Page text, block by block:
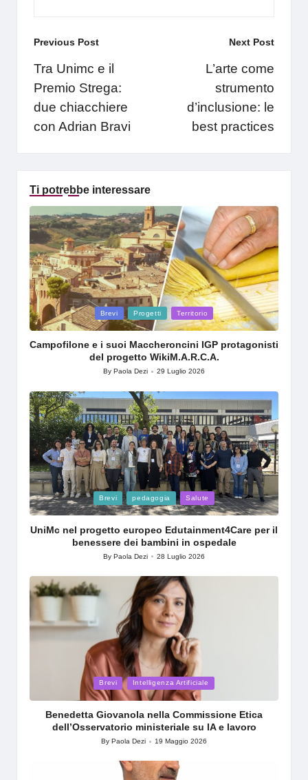
Post
navigation
Previous Post
Tra Unimc e il
Premio Strega:
due chiacchiere
con Adrian Bravi
Next Post
L’arte come
strumento
d’inclusione: le
best practices
Ti potrebbe interessare
Posted
in
Brevi Progetti Territorio
Campofilone e i suoi Maccheroncini IGP protagonisti
del progetto WikiM.A.R.C.A.
Posted
By Paola Dezi 29 Luglio 2026
Posted
in
Brevi pedagogia Salute
UniMc nel progetto europeo Edutainment4Care per il
benessere dei bambini in ospedale
Posted
ByPaola Dezi 28 Luglio 2026
Brevi Intelligenza Artificiale
Benedetta Giovanola nella Commissione Etica
dell’Osservatorio ministeriale su IA e lavoro
Posted
ByPaola Dezi 19 Maggio 2026